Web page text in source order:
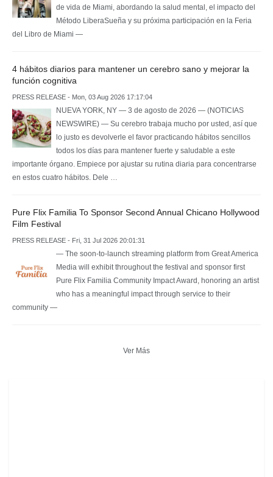
de vida de Miami, abordando la salud mental, el impacto del
Método LiberaSueña y su próxima participación en la Feria
del Libro de Miami —
4 hábitos diarios para mantener un cerebro sano y mejorar la
función cognitiva
PRESS RELEASE - Mon, 03 Aug 2026 17:17:04
NUEVA YORK, NY — 3 de agosto de 2026 — (NOTICIAS
NEWSWIRE) — Su cerebro trabaja mucho por usted, así que
lo justo es devolverle el favor practicando hábitos sencillos
todos los días para mantener fuerte y saludable a este
importante órgano. Empiece por ajustar su rutina diaria para concentrarse
en estos cuatro hábitos. Dele …
Pure Flix Familia To Sponsor Second Annual Chicano Hollywood
Film Festival
PRESS RELEASE - Fri, 31 Jul 2026 20:01:31
— The soon-to-launch streaming platform from Great America
Media will exhibit throughout the festival and sponsor first
Pure Flix Familia Community Impact Award, honoring an artist
who has a meaningful impact through service to their
community —
Ver Más